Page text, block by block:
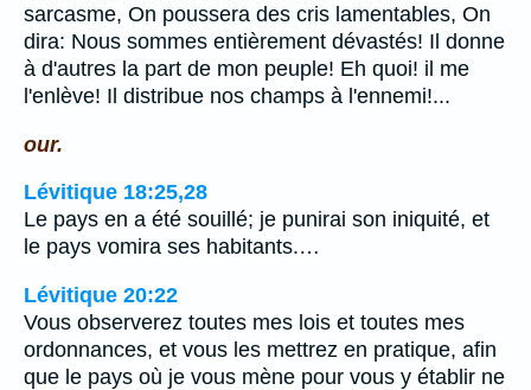
sarcasme, On poussera des cris lamentables, On
dira: Nous sommes entièrement dévastés! Il donne
à d'autres la part de mon peuple! Eh quoi! il me
l'enlève! Il distribue nos champs à l'ennemi!...
our.
Lévitique 18:25,28
Le pays en a été souillé; je punirai son iniquité, et
le pays vomira ses habitants.…
Lévitique 20:22
Vous observerez toutes mes lois et toutes mes
ordonnances, et vous les mettrez en pratique, afin
que le pays où je vous mène pour vous y établir ne